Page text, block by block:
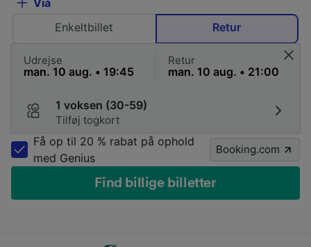
Via
Enkeltbillet
Retur
Udrejse Retur
1 voksen (30-59)
Tilføj togkort
Få op til 20 % rabat på ophold
med Genius
Booking.com
Find billige billetter